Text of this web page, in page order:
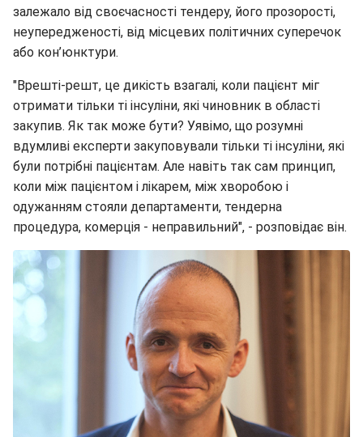
залежало від своєчасності тендеру, його прозорості,
неупередженості, від місцевих політичних суперечок
або кон’юнктури.
"Врешті-решт, це дикість взагалі, коли пацієнт міг
отримати тільки ті інсуліни, які чиновник в області
закупив. Як так може бути? Уявімо, що розумні
вдумливі експерти закуповували тільки ті інсуліни, які
були потрібні пацієнтам. Але навіть так сам принцип,
коли між пацієнтом і лікарем, між хворобою і
одужанням стояли департаменти, тендерна
процедура, комерція - неправильний", - розповідає він.